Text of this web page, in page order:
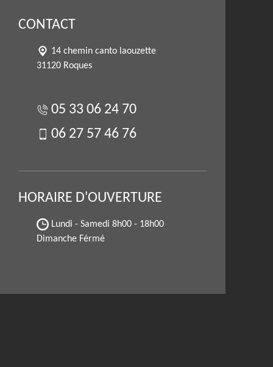
CONTACT
14 chemin canto laouzette
31120 Roques
05 33 06 24 70
06 27 57 46 76
HORAIRE D'OUVERTURE
Lundi - Samedi 8h00 - 18h00
Dimanche Férmé